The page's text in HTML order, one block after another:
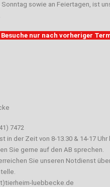
sowie an Feiertagen, ist
nur nach vorheriger
7472
in der Zeit von 8-13.30 & 14-17
Sie gerne auf den AB sprechen.
Sie unseren Notdienst
luebbecke.de